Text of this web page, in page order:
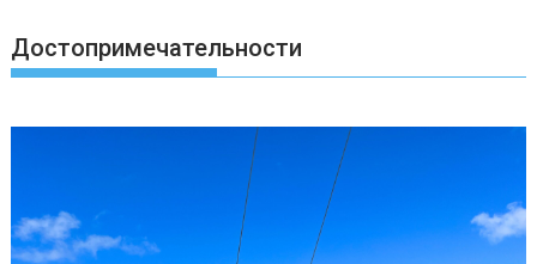
Достопримечательности